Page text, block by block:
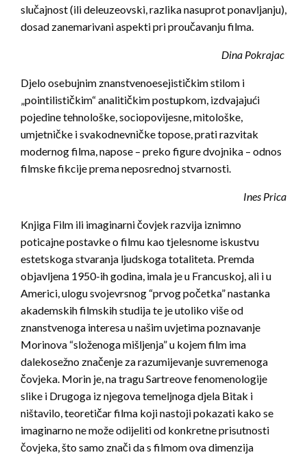
slučajnost (ili deleuzeovski, razlika nasuprot ponavljanju),
dosad zanemarivani aspekti pri proučavanju filma.
Dina Pokrajac
Djelo osebujnim znanstvenoesejističkim stilom i
„pointilističkim“ analitičkim postupkom, izdvajajući
pojedine tehnološke, sociopovijesne, mitološke,
umjetničke i svakodnevničke topose, prati razvitak
modernog filma, napose – preko figure dvojnika – odnos
filmske fikcije prema neposrednoj stvarnosti.
Ines Prica
Knjiga Film ili imaginarni čovjek razvija iznimno
poticajne postavke o filmu kao tjelesnome iskustvu
estetskoga stvaranja ljudskoga totaliteta. Premda
objavljena 1950-ih godina, imala je u Francuskoj, ali i u
Americi, ulogu svojevrsnog “prvog početka” nastanka
akademskih filmskih studija te je utoliko više od
znanstvenoga interesa u našim uvjetima poznavanje
Morinova “složenoga mišljenja” u kojem film ima
dalekosežno značenje za razumijevanje suvremenoga
čovjeka. Morin je, na tragu Sartreove fenomenologije
slike i Drugoga iz njegova temeljnoga djela Bitak i
ništavilo, teoretičar filma koji nastoji pokazati kako se
imaginarno ne može odijeliti od konkretne prisutnosti
čovjeka, što samo znači da s filmom ova dimenzija